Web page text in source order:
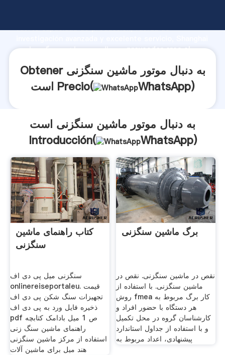
fuerte capacidad de producción, fuerza de
به دنبال موتور ماشین سنگزنی است proveedor crea el
Obtener به دنبال موتور ماشین سنگزنی
است Precio(
WhatsApp)
به دنبال موتور ماشین سنگزنی است
Introducción(
WhatsApp)
کتاب راهنمای ماشین
سنگزنی
سنگزنی میل پی دی اف
onlinereiseportaleu. قیمت
تجهیزات سنگ شکن پی دی اف
ذخیره فایل ورد به پی دی اف
pdf ص 1 میل بادامک کتابچه
راهنمای ماشین سنگ زنی
استفاده از مرکز ماشین سنگزنی
هند میل برای ماشین آلات
برگ ماشین سنگزنی
نقص در ماشین سنگزنی. نقص در
ماشین سنگزنی. با استفاده از
روش fmea کار برگ مربوط به
هر دستگاه با حضور افراد و
کارشناسان گروه در محل تکمیل
و با استفاده از جداول استاندارد
پیشنهادی، اعداد مربوط به